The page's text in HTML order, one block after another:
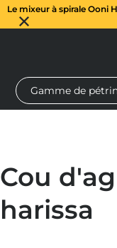
Le mixeur à spirale Ooni
à pizza au feu de bois
Gamme de
Cou
harissa